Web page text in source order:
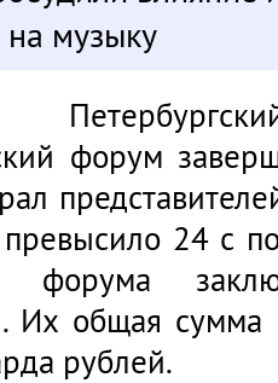
на музыку
форум
превысило 24 с
форума
Их общая сумма
рублей.